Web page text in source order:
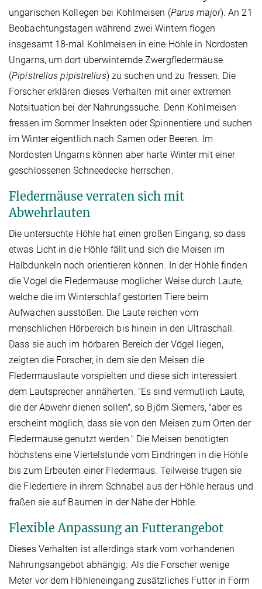
ungarischen Kollegen bei Kohlmeisen (Parus major). An 21
Beobachtungstagen während zwei Wintern flogen
insgesamt 18-mal Kohlmeisen in eine Höhle in Nordosten
Ungarns, um dort überwinternde Zwergfledermäuse
(Pipistrellus pipistrellus) zu suchen und zu fressen. Die
Forscher erklären dieses Verhalten mit einer extremen
Notsituation bei der Nahrungssuche. Denn Kohlmeisen
fressen im Sommer Insekten oder Spinnentiere und suchen
im Winter eigentlich nach Samen oder Beeren. Im
Nordosten Ungarns können aber harte Winter mit einer
geschlossenen Schneedecke herrschen.
Fledermäuse verraten sich mit
Abwehrlauten
Die untersuchte Höhle hat einen großen Eingang, so dass
etwas Licht in die Höhle fällt und sich die Meisen im
Halbdunkeln noch orientieren können. In der Höhle finden
die Vögel die Fledermäuse möglicher Weise durch Laute,
welche die im Winterschlaf gestörten Tiere beim
Aufwachen ausstoßen. Die Laute reichen vom
menschlichen Hörbereich bis hinein in den Ultraschall.
Dass sie auch im hörbaren Bereich der Vögel liegen,
zeigten die Forscher, in dem sie den Meisen die
Fledermauslaute vorspielten und diese sich interessiert
dem Lautsprecher annäherten. "Es sind vermutlich Laute,
die der Abwehr dienen sollen", so Björn Siemers, "aber es
erscheint möglich, dass sie von den Meisen zum Orten der
Fledermäuse genutzt werden." Die Meisen benötigten
höchstens eine Viertelstunde vom Eindringen in die Höhle
bis zum Erbeuten einer Fledermaus. Teilweise trugen sie
die Fledertiere in ihrem Schnabel aus der Höhle heraus und
fraßen sie auf Bäumen in der Nähe der Höhle.
Flexible Anpassung an Futterangebot
Dieses Verhalten ist allerdings stark vom vorhandenen
Nahrungsangebot abhängig. Als die Forscher wenige
Meter vor dem Höhleneingang zusätzliches Futter in Form